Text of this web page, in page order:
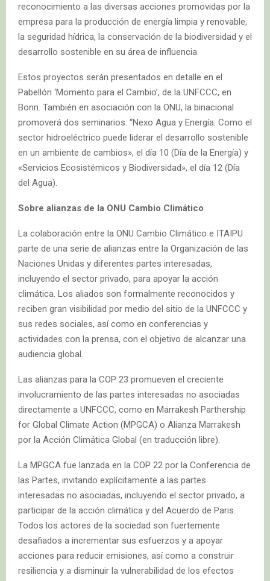
reconocimiento a las diversas acciones promovidas por la
empresa para la producción de energía limpia y renovable,
la seguridad hídrica, la conservación de la biodiversidad y el
desarrollo sostenible en su área de influencia.
Estos proyectos serán presentados en detalle en el
Pabellón ‘Momento para el Cambio’, de la UNFCCC, en
Bonn. También en asociación con la ONU, la binacional
promoverá dos seminarios: “Nexo Agua y Energía: Como el
sector hidroeléctrico puede liderar el desarrollo sostenible
en un ambiente de cambios», el día 10 (Día de la Energía) y
«Servicios Ecosistémicos y Biodiversidad», el día 12 (Día
del Agua).
Sobre alianzas de la ONU Cambio Climático
La colaboración entre la ONU Cambio Climático e ITAIPU
parte de una serie de alianzas entre la Organización de las
Naciones Unidas y diferentes partes interesadas,
incluyendo el sector privado, para apoyar la acción
climática. Los aliados son formalmente reconocidos y
reciben gran visibilidad por medio del sitio de la UNFCCC y
sus redes sociales, así como en conferencias y
actividades con la prensa, con el objetivo de alcanzar una
audiencia global.
Las alianzas para la COP 23 promueven el creciente
involucramiento de las partes interesadas no asociadas
directamente a UNFCCC, como en Marrakesh Parthership
for Global Climate Action (MPGCA) o Alianza Marrakesh
por la Acción Climática Global (en traducción libre).
La MPGCA fue lanzada en la COP 22 por la Conferencia de
las Partes, invitando explícitamente a las partes
interesadas no asociadas, incluyendo el sector privado, a
participar de la acción climática y del Acuerdo de Paris.
Todos los actores de la sociedad son fuertemente
desafiados a incrementar sus esfuerzos y a apoyar
acciones para reducir emisiones, así como a construir
resiliencia y a disminuir la vulnerabilidad de los efectos